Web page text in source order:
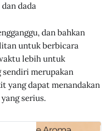
dada
dan bahkan
untuk berbicara
lebih untuk
merupakan
yang dapat menandakan
serius.